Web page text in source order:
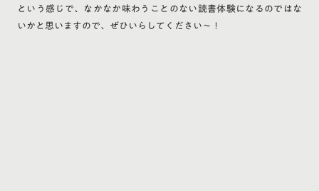
という感じで、なかなか味わうことのない読書体験になるのではな
いかと思いますので、ぜひいらしてください〜！